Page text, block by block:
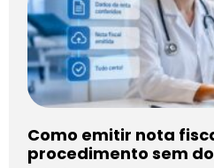
Como emitir nota
procedimento sem